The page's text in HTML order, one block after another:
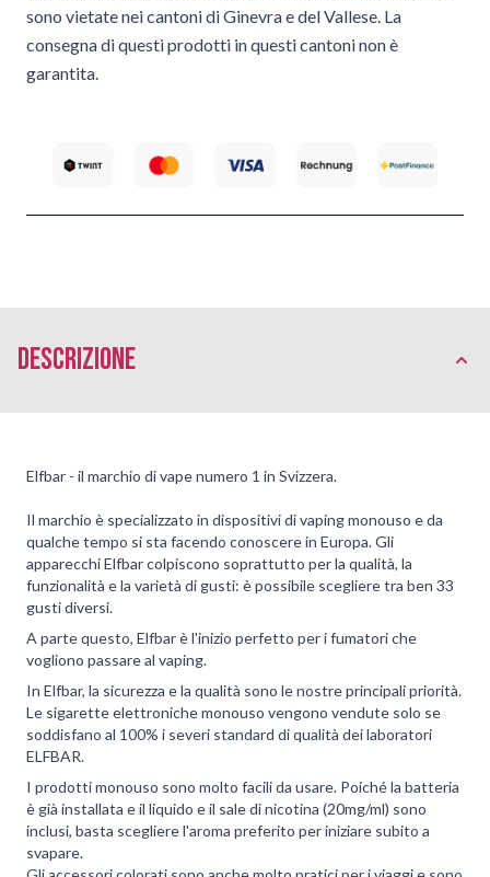
sono vietate nei cantoni di Ginevra e del Vallese. La
consegna di questi prodotti in questi cantoni non è
garantita.
Descrizione
Elfbar - il marchio di vape numero 1 in Svizzera.
Il marchio è specializzato in dispositivi di vaping monouso e da
qualche tempo si sta facendo conoscere in Europa. Gli
apparecchi Elfbar colpiscono soprattutto per la qualità, la
funzionalità e la varietà di gusti: è possibile scegliere tra ben 33
gusti diversi.
A parte questo, Elfbar è l'inizio perfetto per i fumatori che
vogliono passare al vaping.
In Elfbar, la sicurezza e la qualità sono le nostre principali priorità.
Le sigarette elettroniche monouso vengono vendute solo se
soddisfano al 100% i severi standard di qualità dei laboratori
ELFBAR.
I prodotti monouso sono molto facili da usare. Poiché la batteria
è già installata e il liquido e il sale di nicotina (20mg/ml) sono
inclusi, basta scegliere l'aroma preferito per iniziare subito a
svapare.